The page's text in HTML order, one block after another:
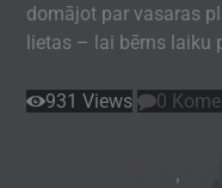
domājot par vasaras
lietas – lai bērns laiku
931 Views 0
,